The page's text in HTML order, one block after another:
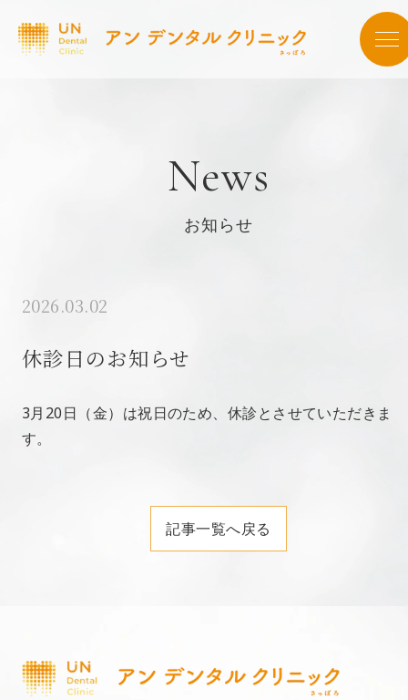
News
お知らせ
2026.03.02
休診日のお知らせ
3月20日（金）は祝日のため、休診とさせていただきま
す。
記事一覧へ戻る